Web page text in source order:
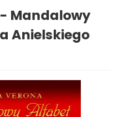
Mandalowy
Anielskiego